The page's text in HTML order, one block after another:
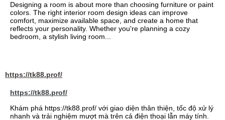
Designing a room is about more than choosing furniture or paint
colors. The right interior room design ideas can improve
comfort, maximize available space, and create a home that
reflects your personality. Whether you're planning a cozy
bedroom, a stylish living room...
https://tk88.prof/
https://tk88.prof/
Khám phá https://tk88.prof/ với giao diện thân thiện, tốc độ xử lý
nhanh và trải nghiệm mượt mà trên cả điện thoại lẫn máy tính.